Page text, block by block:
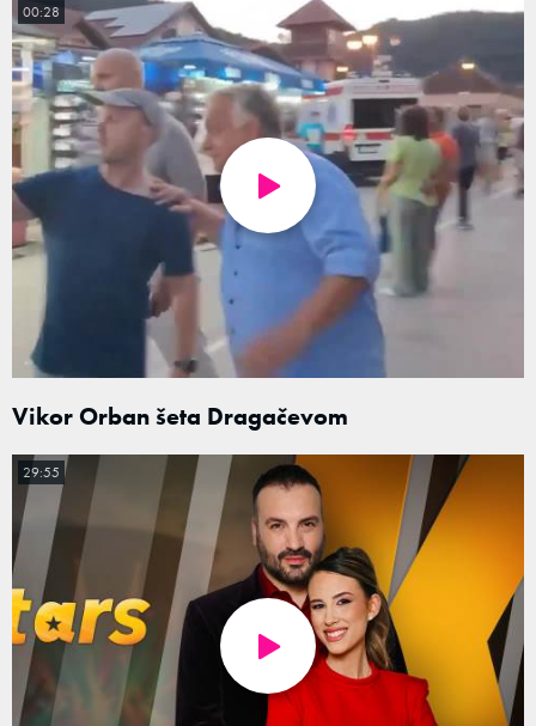
Vikor Orban šeta Dragačevom
00:28
29:55